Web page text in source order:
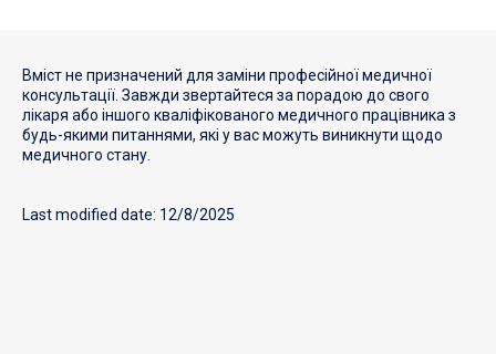
Вміст не призначений для заміни професійної медичної
консультації. Завжди звертайтеся за порадою до свого
лікаря або іншого кваліфікованого медичного працівника з
будь-якими питаннями, які у вас можуть виникнути щодо
медичного стану.
Last modified date: 12/8/2025